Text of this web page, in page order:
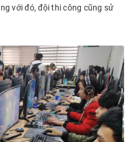
với đó, đội thi công cũng sử